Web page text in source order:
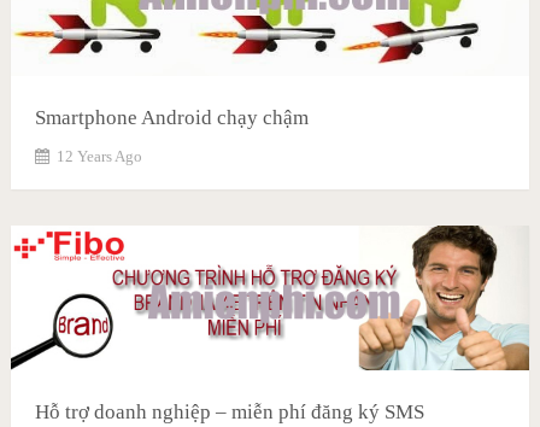
Smartphone Android chạy chậm
12 Years Ago
Hỗ trợ doanh nghiệp – miễn phí đăng ký SMS